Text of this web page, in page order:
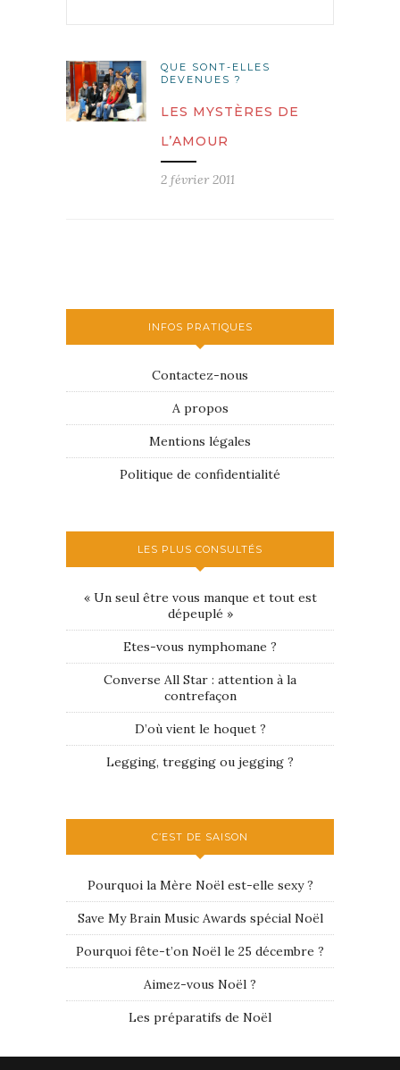
QUE SONT-ELLES
DEVENUES ?
LES MYSTÈRES DE
L’AMOUR
2 février 2011
INFOS PRATIQUES
Contactez-nous
A propos
Mentions légales
Politique de confidentialité
LES PLUS CONSULTÉS
« Un seul être vous manque et tout est
dépeuplé »
Etes-vous nymphomane ?
Converse All Star : attention à la
contrefaçon
D’où vient le hoquet ?
Legging, tregging ou jegging ?
C’EST DE SAISON
Pourquoi la Mère Noël est-elle sexy ?
Save My Brain Music Awards spécial Noël
Pourquoi fête-t’on Noël le 25 décembre ?
Aimez-vous Noël ?
Les préparatifs de Noël